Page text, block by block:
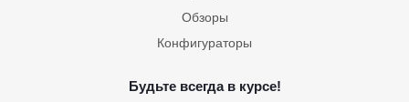
Обзоры
Конфигураторы
Будьте всегда в курсе!